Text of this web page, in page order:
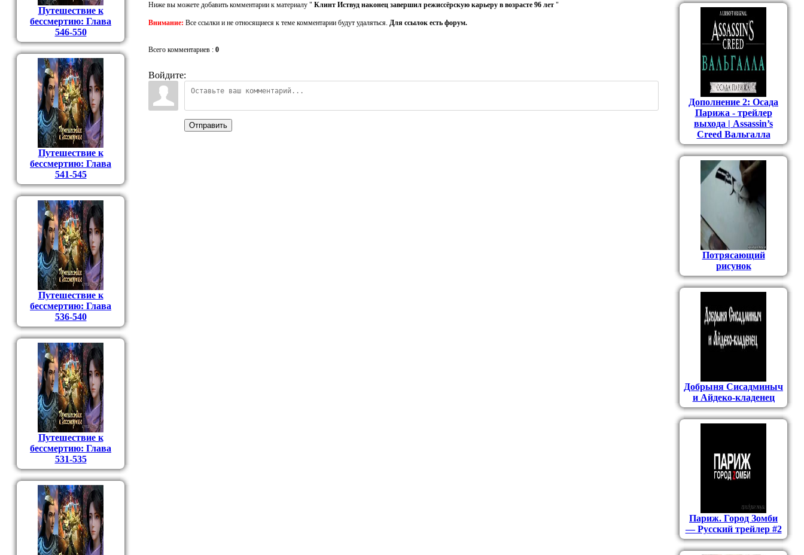
Путешествие к
бессмертию: Глава
546-550
Путешествие к
бессмертию: Глава
541-545
Путешествие к
бессмертию: Глава
536-540
Путешествие к
бессмертию: Глава
531-535
Ниже вы можете добавить комментарии к материалу " Клинт Иствуд наконец завершил режиссёрскую карьеру в возрасте 96 лет "
Внимание: Все ссылки и не относящиеся к теме комментарии будут удаляться. Для ссылок есть форум.
Всего комментариев : 0
Войдите:
Отправить
Дополнение 2: Осада
Парижа - трейлер
выхода | Assassin’s
Creed Вальгалла
Потрясающий
рисунок
Добрыня Сисадминыч
и Айдеко-кладенец
Париж. Город Зомби
— Русский трейлер #2